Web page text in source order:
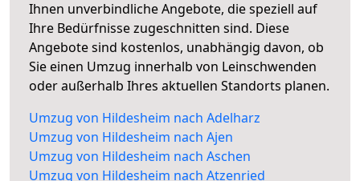
Ihnen unverbindliche Angebote, die speziell auf
Ihre Bedürfnisse zugeschnitten sind. Diese
Angebote sind kostenlos, unabhängig davon, ob
Sie einen Umzug innerhalb von Leinschwenden
oder außerhalb Ihres aktuellen Standorts planen.
Umzug von Hildesheim nach Adelharz
Umzug von Hildesheim nach Ajen
Umzug von Hildesheim nach Aschen
Umzug von Hildesheim nach Atzenried